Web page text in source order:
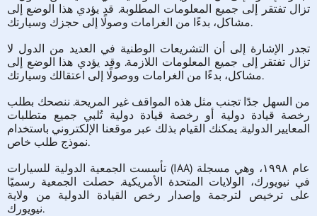
تزال تفتقر إلى جميع المعلومات المطلوبة. قد يؤدي هذا الوضع إلى
مشاكل، بدءًا من الغرامات وصولًا إلى حجزك وسيارتك.
تجدر الإشارة إلى أن التشريعات الوطنية في العديد من الدول لا
تزال تفتقر إلى جميع المعلومات اللازمة. وقد يؤدي هذا الوضع إلى
مشاكل، بدءًا من الغرامات ووصولًا إلى اعتقالك وسيارتك.
من السهل جدًا تجنب مثل هذه المواقف غير المريحة. ننصحك بطلب
رخصة قيادة دولية أو رخصة قيادة دولية تُلبي جميع متطلبات
المعايير الدولية. يمكنك القيام بذلك عبر موقعنا الإلكتروني باستخدام
نموذج طلب خاص.
تأسست الجمعية الدولية للسيارات (IAA) عام ١٩٩٨، وهي مسجلة
في نيويورك، الولايات المتحدة الأمريكية. حصلت الجمعية رسميًا
على ترخيص لترجمة وإصدار رخص القيادة الدولية من ولاية
نيويورك.